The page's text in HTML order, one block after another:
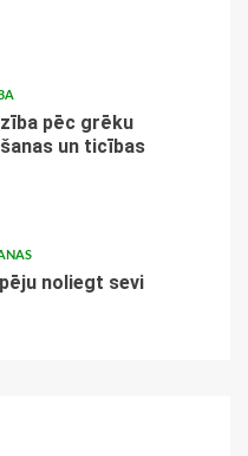
pēc grēku
un ticības
noliegt sevi